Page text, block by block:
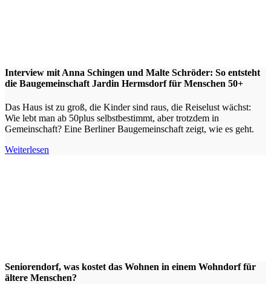
Interview mit Anna Schingen und Malte Schröder: So entsteht
die Baugemeinschaft Jardin Hermsdorf für Menschen 50+
Das Haus ist zu groß, die Kinder sind raus, die Reiselust wächst:
Wie lebt man ab 50plus selbstbestimmt, aber trotzdem in
Gemeinschaft? Eine Berliner Baugemeinschaft zeigt, wie es geht.
Weiterlesen
Seniorendorf, was kostet das Wohnen in einem Wohndorf für
ältere Menschen?